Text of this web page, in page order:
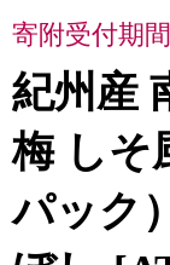
寄附受付期
紀州産
梅 しそ
パック